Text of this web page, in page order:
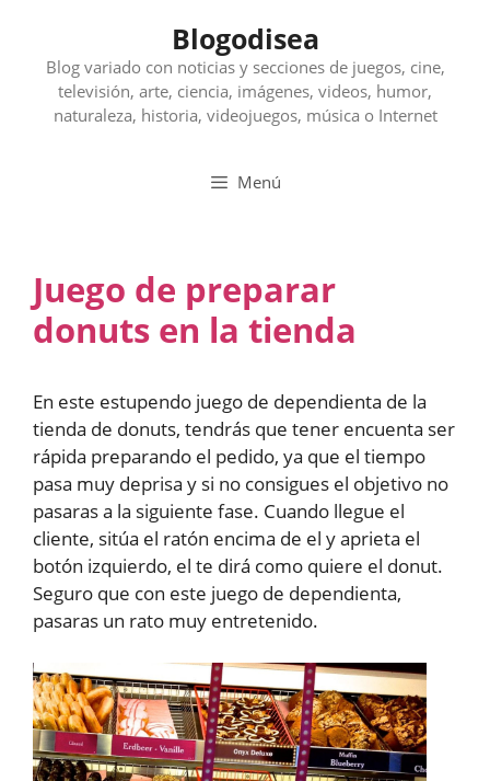
contenido
Blogodisea
Blog variado con noticias y secciones de juegos, cine,
televisión, arte, ciencia, imágenes, videos, humor,
naturaleza, historia, videojuegos, música o Internet
Menú
Juego de preparar
donuts en la tienda
En este estupendo juego de dependienta de la
tienda de donuts, tendrás que tener encuenta ser
rápida preparando el pedido, ya que el tiempo
pasa muy deprisa y si no consigues el objetivo no
pasaras a la siguiente fase. Cuando llegue el
cliente, sitúa el ratón encima de el y aprieta el
botón izquierdo, el te dirá como quiere el donut.
Seguro que con este juego de dependienta,
pasaras un rato muy entretenido.